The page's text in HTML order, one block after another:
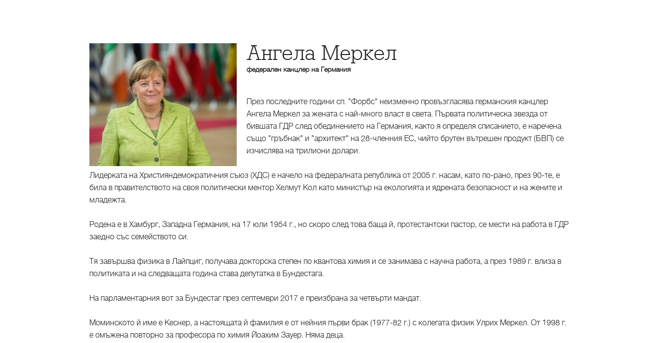
Ангела Меркел
федерален канцлер на Германия
През последните години сп. "Форбс" неизменно провъзгласява германския канцлер
Ангела Меркел за жената с най-много власт в света. Първата политическа звезда от
бившата ГДР след обединението на Германия, както я определя списанието, е наречена
също "гръбнак" и "архитект" на 28-членния ЕС, чийто брутен вътрешен продукт (БВП) се
изчислява на трилиони долари.
Лидерката на Християндемократичния съюз (ХДС) е начело на федералната република от 2005 г. насам, като по-рано, през 90-те, е
била в правителството на своя политически ментор Хелмут Кол като министър на екологията и ядрената безопасност и на жените и
младежта.
Родена е в Хамбург, Западна Германия, на 17 юли 1954 г., но скоро след това баща й, протестантски пастор, се мести на работа в ГДР
заедно със семейството си.
Тя завършва физика в Лайпциг, получава докторска степен по квантова химия и се занимава с научна работа, а през 1989 г. влиза в
политиката и на следващата година става депутатка в Бундестага.
На парламентарния вот за Бундестаг през септември 2017 е преизбрана за четвърти мандат.
Моминското й име е Кеснер, а настоящата й фамилия е от нейния първи брак (1977-82 г.) с колегата физик Улрих Меркел. От 1998 г.
е омъжена повторно за професора по химия Йоахим Зауер. Няма деца.